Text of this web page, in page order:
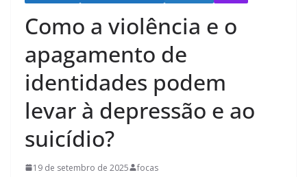
Como a violência e o
apagamento de
identidades podem
levar à depressão e ao
suicídio?
19 de setembro de 2025 focas